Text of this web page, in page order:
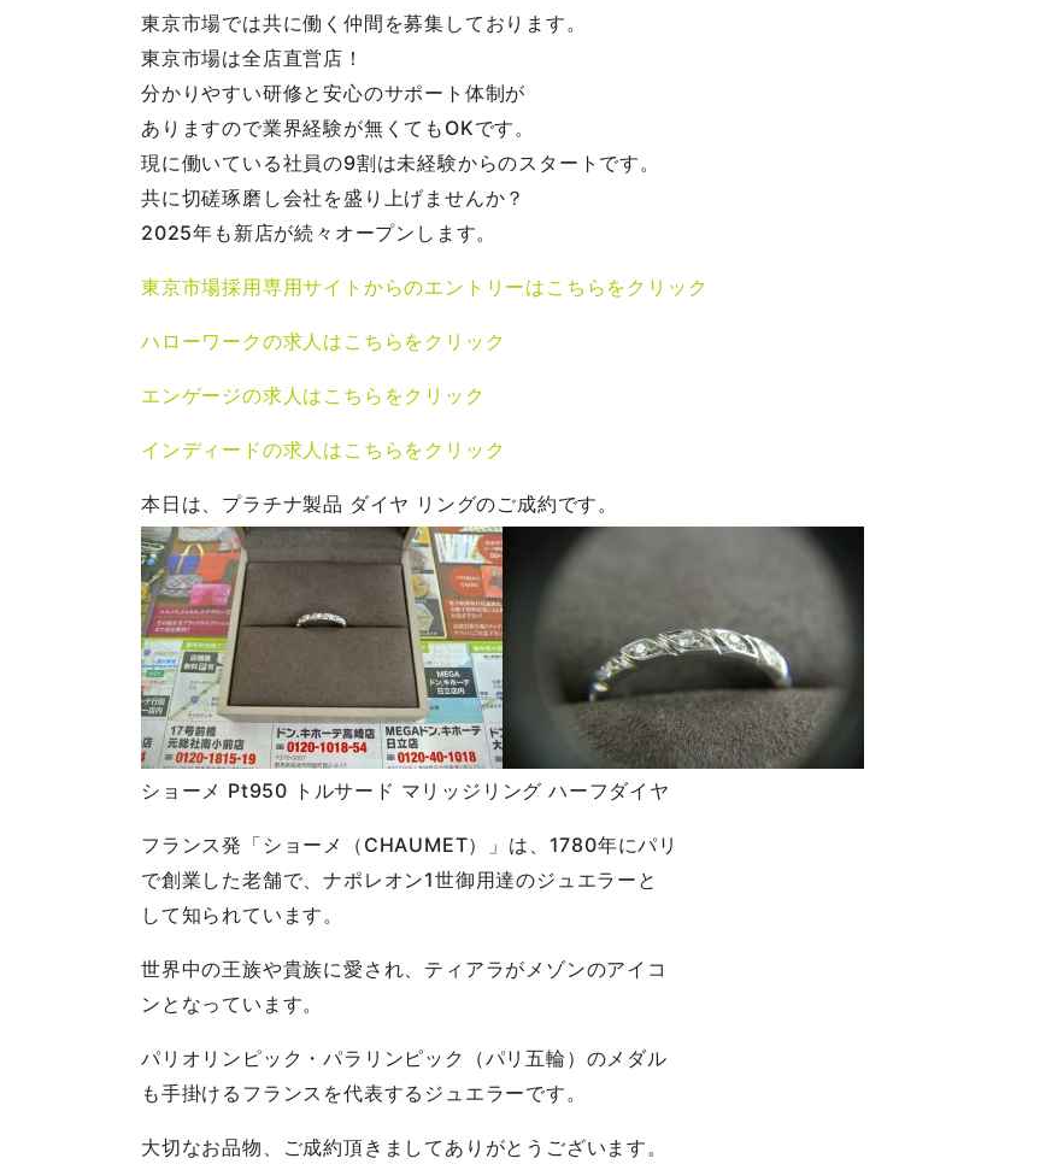
東京市場では共に働く仲間を募集しております。
東京市場は全店直営店！
分かりやすい研修と安心のサポート体制が
ありますので業界経験が無くてもOKです。
現に働いている社員の9割は未経験からのスタートです。
共に切磋琢磨し会社を盛り上げませんか？
2025年も新店が続々オープンします。
東京市場採用専用サイトからのエントリーはこちらをクリック
ハローワークの求人はこちらをクリック
エンゲージの求人はこちらをクリック
インディードの求人はこちらをクリック
本日は、プラチナ製品 ダイヤ リングのご成約です。
ショーメ Pt950 トルサード マリッジリング ハーフダイヤ
フランス発「ショーメ（CHAUMET）」は、1780年にパリ
で創業した老舗で、ナポレオン1世御用達のジュエラーと
して知られています。
世界中の王族や貴族に愛され、ティアラがメゾンのアイコ
ンとなっています。
パリオリンピック・パラリンピック（パリ五輪）のメダル
も手掛けるフランスを代表するジュエラーです。
大切なお品物、ご成約頂きましてありがとうございます。